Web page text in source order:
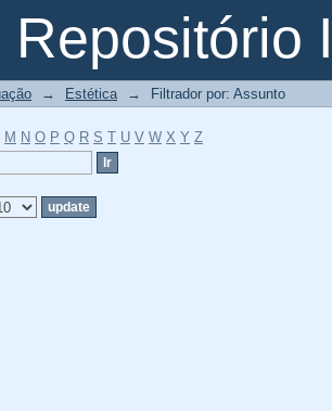
Repositório
Assunto
→ Estética → Filtrador por: Assunto
M N O P Q R S T U V W X Y Z